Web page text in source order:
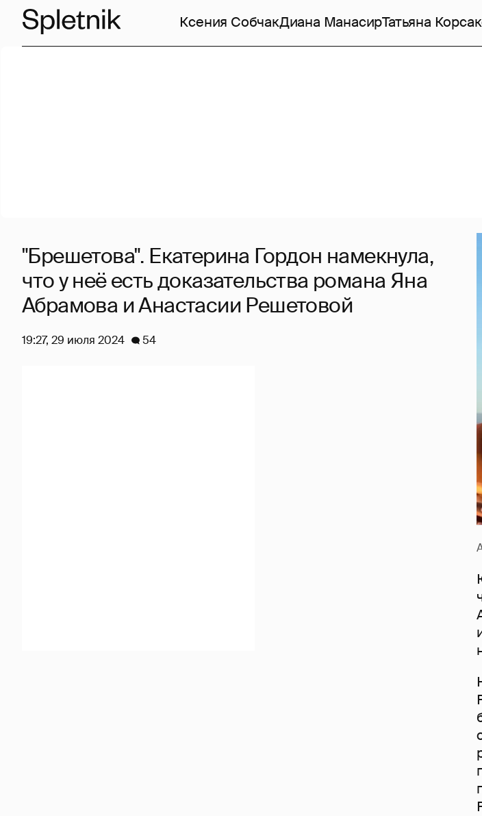
Ксения СобчакДиана МанасирТатьяна
"Брешетова". Екатерина Гордон намекнула,
что у неё есть доказательства романа Яна
Абрамова и Анастасии Решетовой
19:27, 29 июля 2024 54